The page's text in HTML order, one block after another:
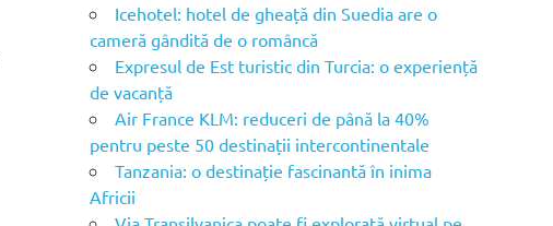
Icehotel: hotel de gheață din Suedia are o
cameră gândită de o româncă
Expresul de Est turistic din Turcia: o experiență
de vacanță
Air France KLM: reduceri de până la 40%
pentru peste 50 destinații intercontinentale
Tanzania: o destinație fascinantă în inima
Africii